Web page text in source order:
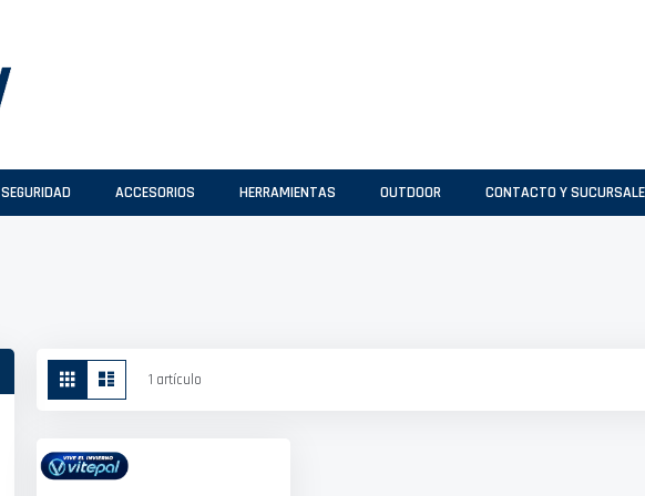
SEGURIDAD ACCESORIOS HERRAMIENTAS OUTDOOR CONTACTO Y
Ver
como
Parrilla 1 artículo